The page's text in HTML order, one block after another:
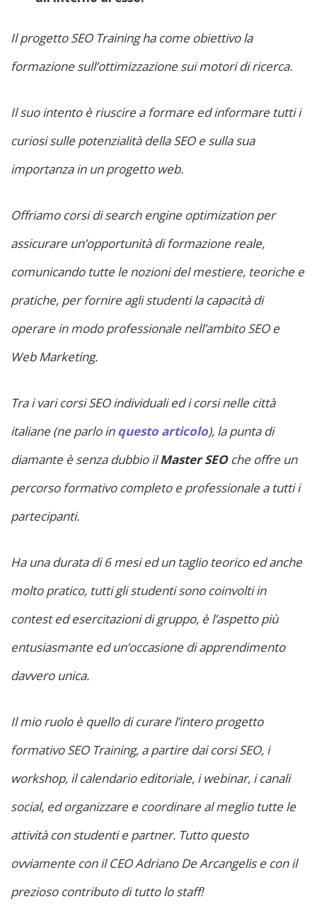
Il progetto SEO Training ha come obiettivo la
formazione sull’ottimizzazione sui motori di ricerca.
Il suo intento è riuscire a formare ed informare tutti i
curiosi sulle potenzialità della SEO e sulla sua
importanza in un progetto web.
Offriamo corsi di search engine optimization per
assicurare un’opportunità di formazione reale,
comunicando tutte le nozioni del mestiere, teoriche e
pratiche, per fornire agli studenti la capacità di
operare in modo professionale nell’ambito SEO e
Web Marketing.
Tra i vari corsi SEO individuali ed i corsi nelle città
italiane (ne parlo inquesto articolo), la punta di
diamante è senza dubbio ilMaster SEO che offre un
percorso formativo completo e professionale a tutti i
partecipanti.
Ha una durata di 6 mesi ed un taglio teorico ed anche
molto pratico, tutti gli studenti sono coinvolti in
contest ed esercitazioni di gruppo, è l’aspetto più
entusiasmante ed un’occasione di apprendimento
davvero unica.
Il mio ruolo è quello di curare l’intero progetto
formativo SEO Training, a partire dai corsi SEO, i
workshop, il calendario editoriale, i webinar, i canali
social, ed organizzare e coordinare al meglio tutte le
attività con studenti e partner. Tutto questo
ovviamente con il CEO Adriano De Arcangelis e con il
prezioso contributo di tutto lo staff!